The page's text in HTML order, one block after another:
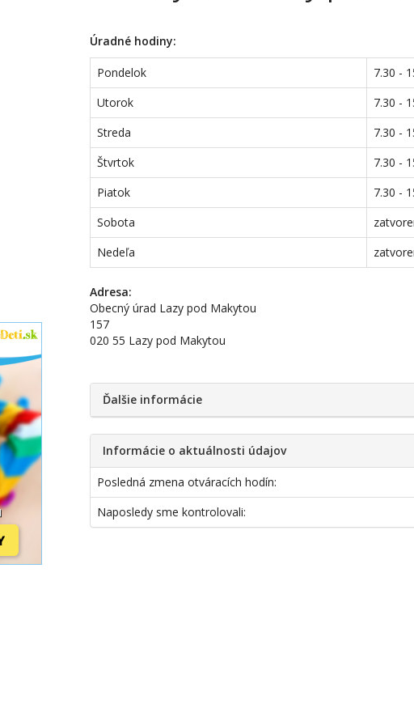
Úradné hodiny:
Pondelok
7.30 -
Utorok
7.30 -
Streda
7.30 -
Štvrtok
7.30 -
Piatok
7.30 -
Sobota
Nedeľa
Adresa:
Obecný úrad Lazy pod Makytou
157
020 55 Lazy pod Makytou
Ďalšie informácie
Informácie o aktuálnosti údajov
Posledná zmena otváracích hodín:
Naposledy sme kontrolovali: